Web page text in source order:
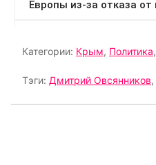
Категории: Крым, Политика,
Тэги: Дмитрий Овсянников,